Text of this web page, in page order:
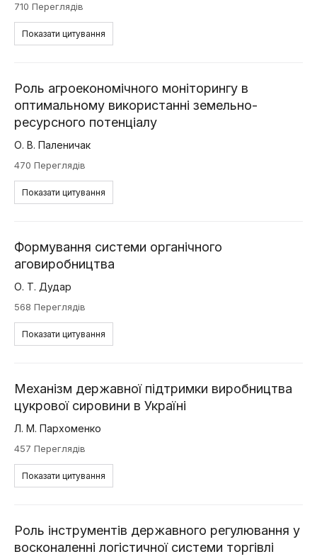
710 Переглядів
Показати цитування
Роль агроекономічного моніторингу в
оптимальному використанні земельно-
ресурсного потенціалу
О. В. Паленичак
470 Переглядів
Показати цитування
Формування системи органічного
аговиробництва
О. Т. Дудар
568 Переглядів
Показати цитування
Механізм державної підтримки виробництва
цукрової сировини в Україні
Л. М. Пархоменко
457 Переглядів
Показати цитування
Роль інструментів державного регулювання у
восконаленні логістичної системи торгівлі